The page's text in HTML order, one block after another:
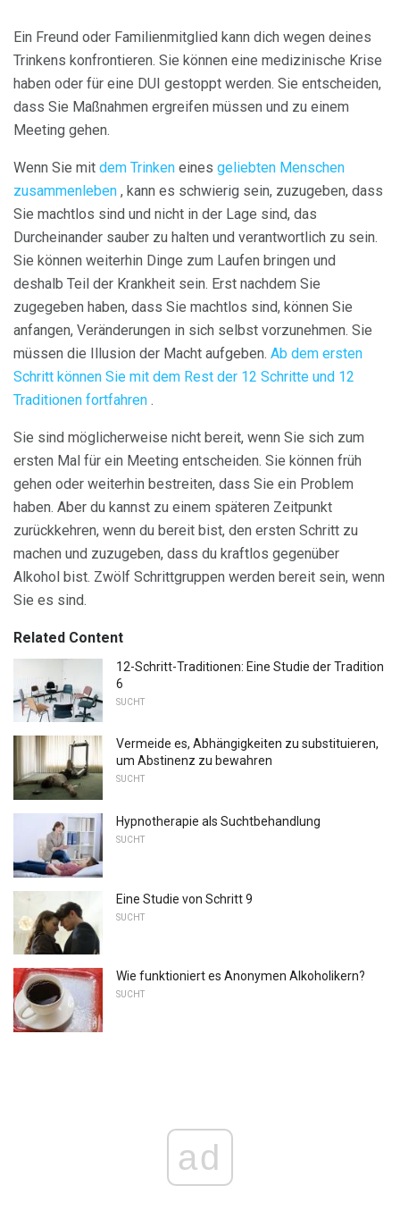
Ein Freund oder Familienmitglied kann dich wegen deines
Trinkens konfrontieren. Sie können eine medizinische Krise
haben oder für eine DUI gestoppt werden. Sie entscheiden,
dass Sie Maßnahmen ergreifen müssen und zu einem
Meeting gehen.
Wenn Sie mit dem Trinken eines geliebten Menschen
zusammenleben , kann es schwierig sein, zuzugeben, dass
Sie machtlos sind und nicht in der Lage sind, das
Durcheinander sauber zu halten und verantwortlich zu sein.
Sie können weiterhin Dinge zum Laufen bringen und
deshalb Teil der Krankheit sein. Erst nachdem Sie
zugegeben haben, dass Sie machtlos sind, können Sie
anfangen, Veränderungen in sich selbst vorzunehmen. Sie
müssen die Illusion der Macht aufgeben. Ab dem ersten
Schritt können Sie mit dem Rest der 12 Schritte und 12
Traditionen fortfahren .
Sie sind möglicherweise nicht bereit, wenn Sie sich zum
ersten Mal für ein Meeting entscheiden. Sie können früh
gehen oder weiterhin bestreiten, dass Sie ein Problem
haben. Aber du kannst zu einem späteren Zeitpunkt
zurückkehren, wenn du bereit bist, den ersten Schritt zu
machen und zuzugeben, dass du kraftlos gegenüber
Alkohol bist. Zwölf Schrittgruppen werden bereit sein, wenn
Sie es sind.
Related Content
12-Schritt-Traditionen: Eine Studie der Tradition
6
SUCHT
Vermeide es, Abhängigkeiten zu substituieren,
um Abstinenz zu bewahren
SUCHT
Hypnotherapie als Suchtbehandlung
SUCHT
Eine Studie von Schritt 9
SUCHT
Wie funktioniert es Anonymen Alkoholikern?
SUCHT
ad